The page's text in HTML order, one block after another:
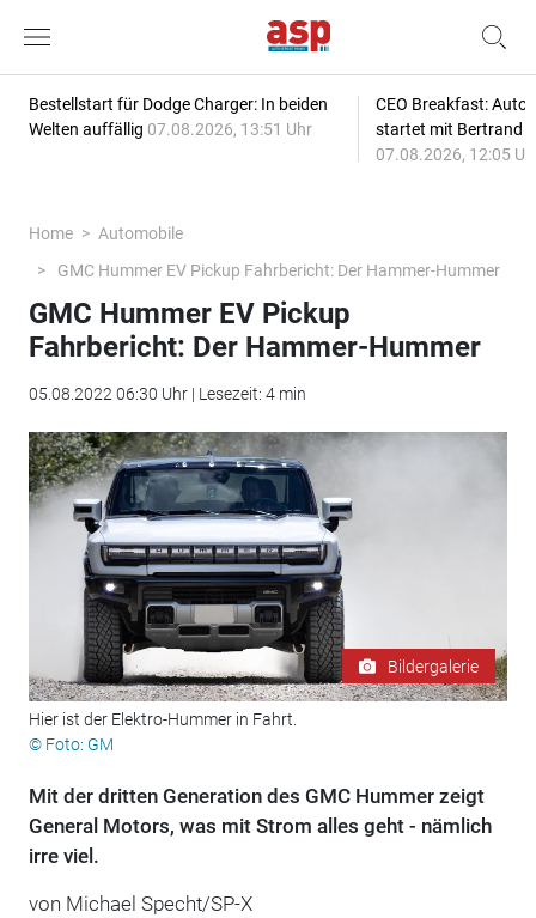
Bestellstart für Dodge Charger: In beiden
Welten auffällig 07.08.2026, 13:51 Uhr
CEO Breakfast:
startet mit Bertrand
07.08.2026, 12:05
Home
Automobile
GMC Hummer EV Pickup Fahrbericht: Der Hammer-Hummer
GMC Hummer EV Pickup
Fahrbericht: Der Hammer-Hummer
05.08.2022 06:30 Uhr | Lesezeit: 4 min
Bildergalerie
Hier ist der Elektro-Hummer in Fahrt.
© Foto: GM
Mit der dritten Generation des GMC Hummer zeigt
General Motors, was mit Strom alles geht - nämlich
irre viel.
von Michael Specht/SP-X